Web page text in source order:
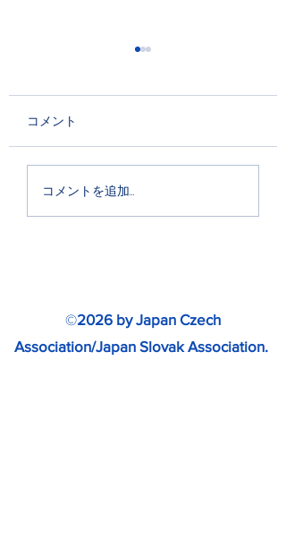
PDICデジタル チェコ語
コメント
コメントを追加…
©2026 by Japan Czech
Association/Japan Slovak Association.